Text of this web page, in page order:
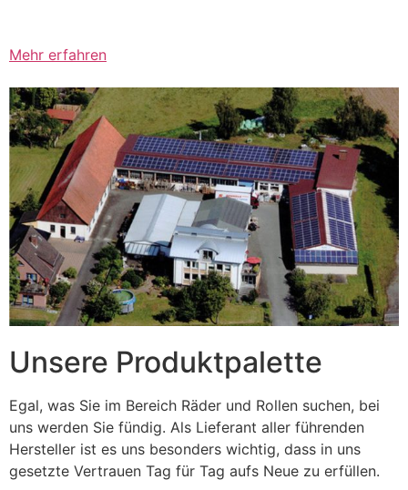
Mehr erfahren
Unsere Produktpalette
Egal, was Sie im Bereich Räder und Rollen suchen, bei
uns werden Sie fündig. Als Lieferant aller führenden
Hersteller ist es uns besonders wichtig, dass in uns
gesetzte Vertrauen Tag für Tag aufs Neue zu erfüllen.